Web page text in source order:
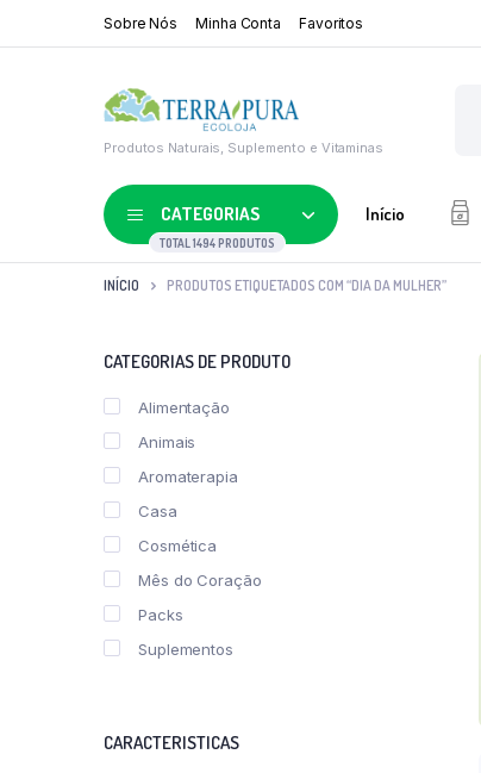
Sobre Nós Minha Conta Favoritos
Produtos Naturais, Suplemento e Vitaminas
CATEGORIAS
TOTAL 1494 PRODUTOS
Início
INÍCIO PRODUTOS ETIQUETADOS COM “DIA DA MULHER”
CATEGORIAS DE PRODUTO
Alimentação
Animais
Aromaterapia
Casa
Cosmética
Mês do Coração
Packs
Suplementos
CARACTERISTICAS